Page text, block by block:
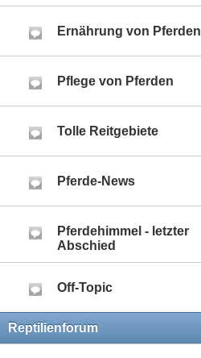
Ernährung von Pferden
Pflege von Pferden
Tolle Reitgebiete
Pferde-News
Pferdehimmel - letzter
Abschied
Off-Topic
Reptilienforum